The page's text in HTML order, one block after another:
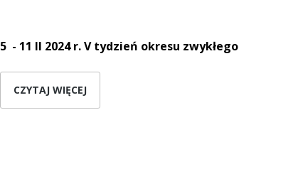
5 - 11 II 2024 r.V tydzień okresu zwykłego
CZYTAJ WIĘCEJ